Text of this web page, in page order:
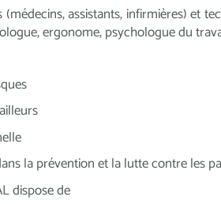
assistants, infirmières) et
ergonome, psychologue du
la prévention et la lutte contre les
dispose de